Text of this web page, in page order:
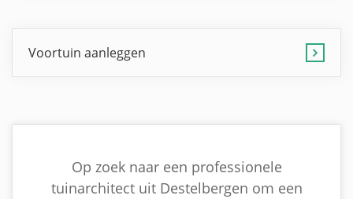
Voortuin aanleggen
Op zoek naar een professionele
tuinarchitect uit Destelbergen om een